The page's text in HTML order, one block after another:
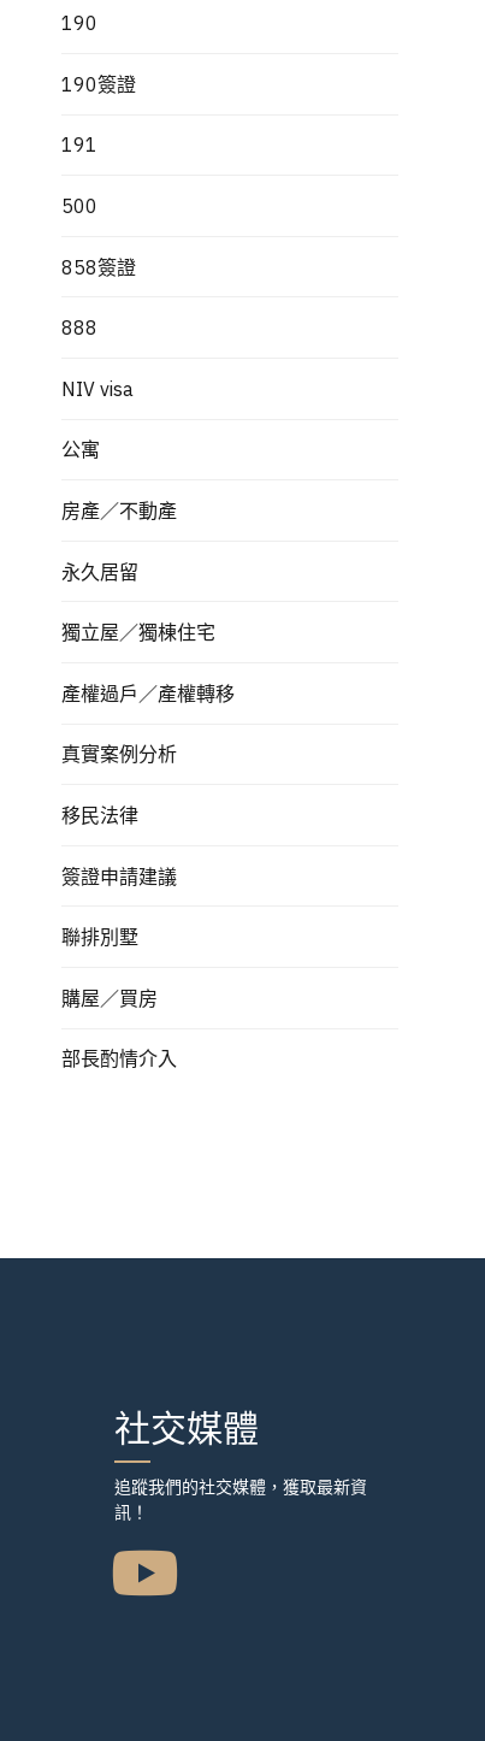
190
190簽證
191
500
858簽證
888
NIV visa
公寓
房產／不動產
永久居留
獨立屋／獨棟住宅
產權過戶／產權轉移
真實案例分析
移民法律
簽證申請建議
聯排別墅
購屋／買房
部長酌情介入
社交媒體
追蹤我們的社交媒體，獲取最新資
訊！